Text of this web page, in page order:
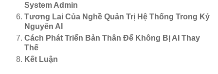
System Admin
Tương Lai Của Nghề Quản Trị Hệ Thống Trong Kỷ
Nguyên AI
Cách Phát Triển Bản Thân Để Không Bị AI Thay
Thế
Kết Luận